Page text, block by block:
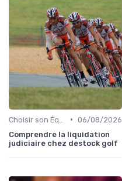
• 06/08/2026
Comprendre la liquidation
judiciaire chez destock golf